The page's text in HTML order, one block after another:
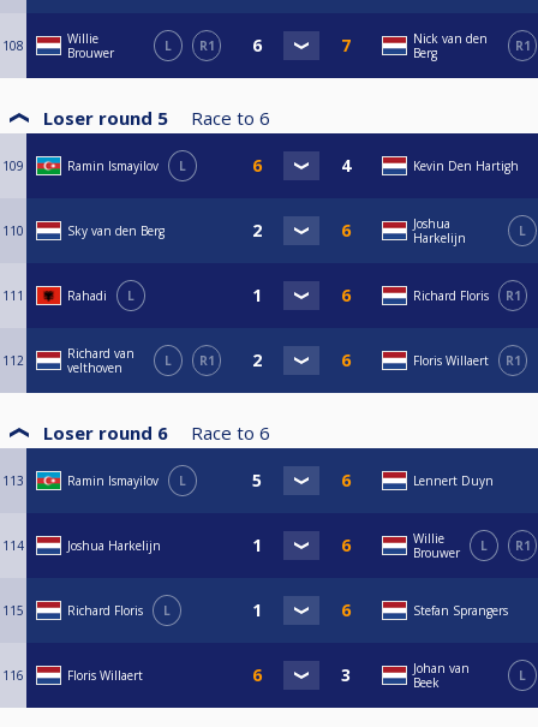
108
Willie
Brouwer
L R1
Nick van den
Berg
R1
Loser round 5 Race to 6
109 Ramin Ismayilov L Kevin Den Hartigh
110 Sky van den Berg
Joshua
Harkelijn
L
111 Rahadi L Richard Floris R1
112
Richard van
velthoven
L R1 Floris Willaert R1
Loser round 6 Race to 6
113 Ramin Ismayilov L Lennert Duyn
114 Joshua Harkelijn
Willie
Brouwer
L R1
115 Richard Floris L Stefan Sprangers
116 Floris Willaert
Johan van
Beek
L